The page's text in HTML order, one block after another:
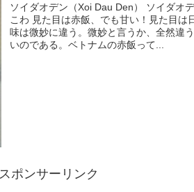
ソイダオデン（Xoi Dau Den） ソイダオ
こわ 見た目は赤飯、でも甘い！見た目は
味は微妙に違う。微妙と言うか、全然違
いのである。ベトナムの赤飯って...
スポンサーリンク